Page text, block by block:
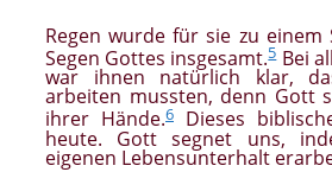
Regen wurde für sie zu einem
Segen Gottes insgesamt.5Bei
war ihnen natürlich klar,
arbeiten mussten, denn Gott
ihrer Hände.6 Dieses
heute. Gott segnet uns,
eigenen Lebensunterhalt